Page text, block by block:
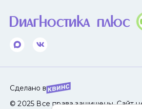
Сделано в
© 2025 Все права защищены. Сайт